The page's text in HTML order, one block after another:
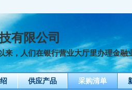
有限公司
来，人们在银行营业大厅里办理金融
供应产品 采购清单